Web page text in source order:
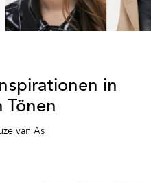
in
Tönen
van As